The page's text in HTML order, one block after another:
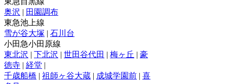
奥沢 | 田園調布
東急池上線
雪が谷大塚 | 石川台
小田急小田原線
東北沢 | 下北沢 | 世田谷代田 | 梅ヶ丘 | 豪
徳寺 | 経堂 |
千歳船橋 | 祖師ヶ谷大蔵 | 成城学園前 | 喜